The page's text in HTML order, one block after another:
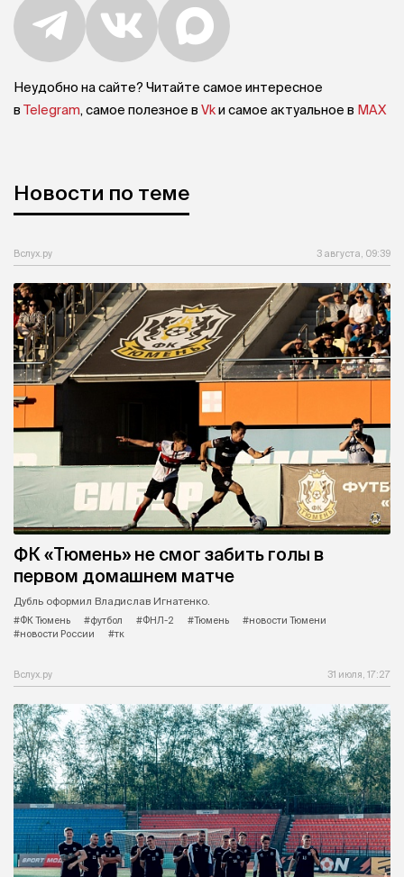
Неудобно на сайте? Читайте самое интересное
в Telegram, самое полезное в Vkи самое актуальное в MAX
Новости по теме
Вслух.ру 3 августа, 09:39
ФК «Тюмень» не смог забить голы в
первом домашнем матче
Дубль оформил Владислав Игнатенко.
#ФК Тюмень
#футбол #ФНЛ-2 #Тюмень
#новости Тюмени
#новости России
#тк
Вслух.ру 31 июля, 17:27